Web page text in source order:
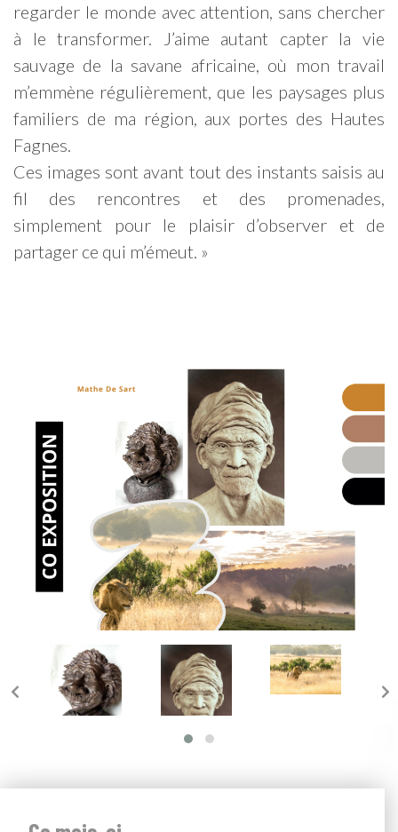
regarder le monde avec attention, sans chercher
à le transformer. J’aime autant capter la vie
sauvage de la savane africaine, où mon travail
m’emmène régulièrement, que les paysages plus
familiers de ma région, aux portes des Hautes
Fagnes.
Ces images sont avant tout des instants saisis au
fil des rencontres et des promenades,
simplement pour le plaisir d’observer et de
partager ce qui m’émeut. »